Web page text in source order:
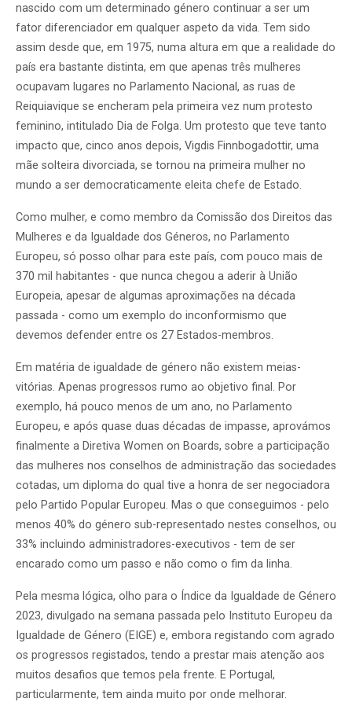
nascido com um determinado género continuar a ser um
fator diferenciador em qualquer aspeto da vida. Tem sido
assim desde que, em 1975, numa altura em que a realidade do
país era bastante distinta, em que apenas três mulheres
ocupavam lugares no Parlamento Nacional, as ruas de
Reiquiavique se encheram pela primeira vez num protesto
feminino, intitulado Dia de Folga. Um protesto que teve tanto
impacto que, cinco anos depois, Vigdis Finnbogadottir, uma
mãe solteira divorciada, se tornou na primeira mulher no
mundo a ser democraticamente eleita chefe de Estado.
Como mulher, e como membro da Comissão dos Direitos das
Mulheres e da Igualdade dos Géneros, no Parlamento
Europeu, só posso olhar para este país, com pouco mais de
370 mil habitantes - que nunca chegou a aderir à União
Europeia, apesar de algumas aproximações na década
passada - como um exemplo do inconformismo que
devemos defender entre os 27 Estados-membros.
Em matéria de igualdade de género não existem meias-
vitórias. Apenas progressos rumo ao objetivo final. Por
exemplo, há pouco menos de um ano, no Parlamento
Europeu, e após quase duas décadas de impasse, aprovámos
finalmente a Diretiva Women on Boards, sobre a participação
das mulheres nos conselhos de administração das sociedades
cotadas, um diploma do qual tive a honra de ser negociadora
pelo Partido Popular Europeu. Mas o que conseguimos - pelo
menos 40% do género sub-representado nestes conselhos, ou
33% incluindo administradores-executivos - tem de ser
encarado como um passo e não como o fim da linha.
Pela mesma lógica, olho para o Índice da Igualdade de Género
2023, divulgado na semana passada pelo Instituto Europeu da
Igualdade de Género (EIGE) e, embora registando com agrado
os progressos registados, tendo a prestar mais atenção aos
muitos desafios que temos pela frente. E Portugal,
particularmente, tem ainda muito por onde melhorar.